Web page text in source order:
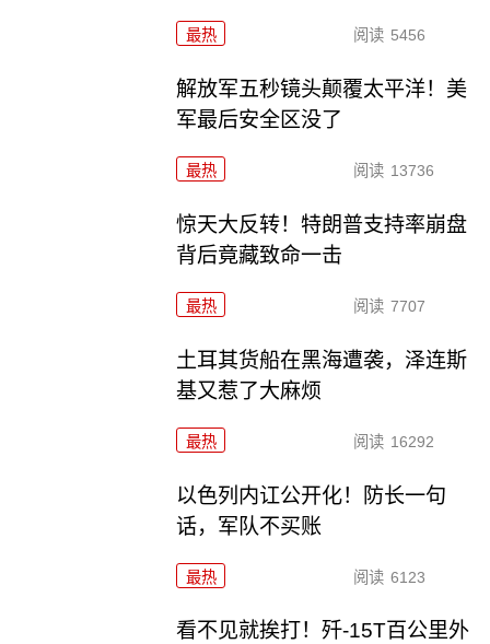
最热 阅读 5456
解放军五秒镜头颠覆太平洋！美
军最后安全区没了
最热 阅读 13736
惊天大反转！特朗普支持率崩盘
背后竟藏致命一击
最热 阅读 7707
土耳其货船在黑海遭袭，泽连斯
基又惹了大麻烦
最热 阅读 16292
以色列内讧公开化！防长一句
话，军队不买账
最热 阅读 6123
看不见就挨打！歼-15T百公里外